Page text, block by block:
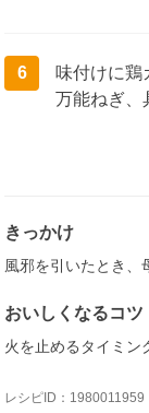
6
味付けに鶏
万能ねぎ
きっかけ
風邪を引いたとき、
おいしくなるコツ
火を止めるタイミン
レシピID：1980011959